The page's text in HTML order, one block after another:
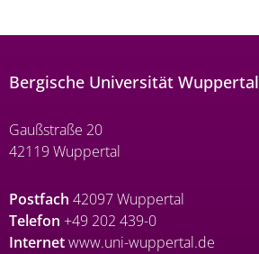
Bergische Universität Wuppertal
Gaußstraße 20
42119 Wuppertal
Postfach 42097 Wuppertal
Telefon +49 202 439-0
Internetwww.uni-wuppertal.de